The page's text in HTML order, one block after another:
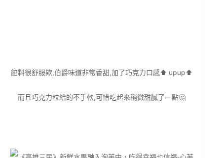
餡料很舒服欸,伯爵味道非常香甜,加了巧克力口感⬆️ upup⬆️
而且巧克力粒給的不手軟,可惜吃起來稍微甜膩了一點🤔